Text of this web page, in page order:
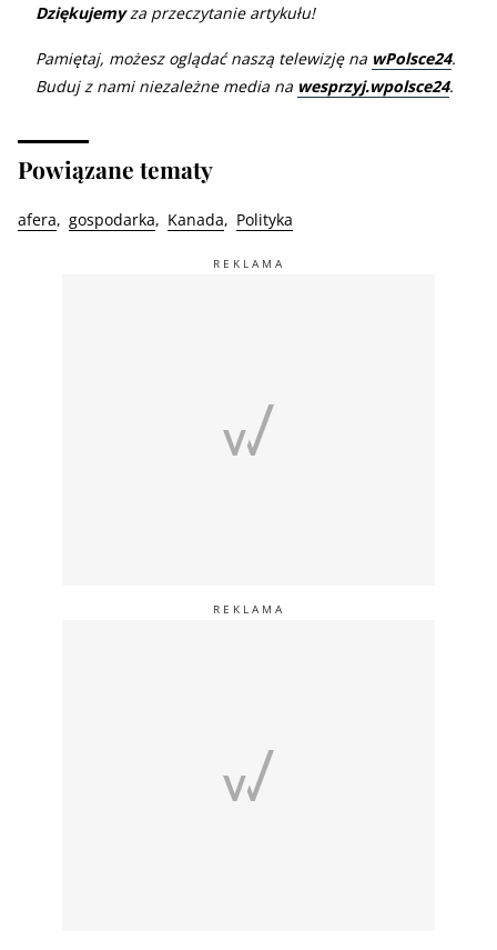
Dziękujemyza przeczytanie artykułu!
Pamiętaj, możesz oglądać naszą telewizję na wPolsce24.
Buduj z nami niezależne media na wesprzyj.wpolsce24.
Powiązane tematy
afera gospodarka Kanada Polityka